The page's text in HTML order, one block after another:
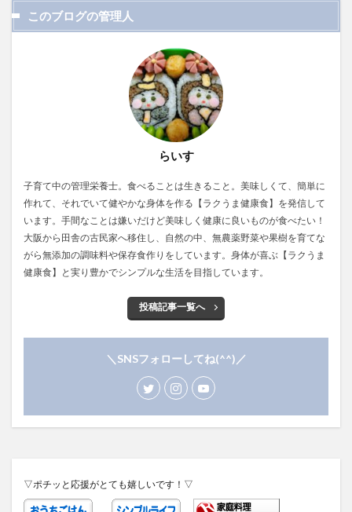
このブログの管理人
らいす
子育て中の管理栄養士。食べることは生きること。美味しくて、簡単に
作れて、それでいて健やかな身体を作る【ラクうま健康食】を発信して
います。手間なことは嫌いだけど美味しく健康に良いものが食べたい！
大阪から田舎の古民家へ移住し、自然の中、無農薬野菜や果樹を育てな
がら無添加の調味料や保存食作りをしています。身体が喜ぶ【ラクうま
健康食】と実り豊かでシンプルな生活を目指しています。
投稿記事一覧へ
＼SNSフォローしてね(^^)／
▽ポチッと応援がとても嬉しいです！▽